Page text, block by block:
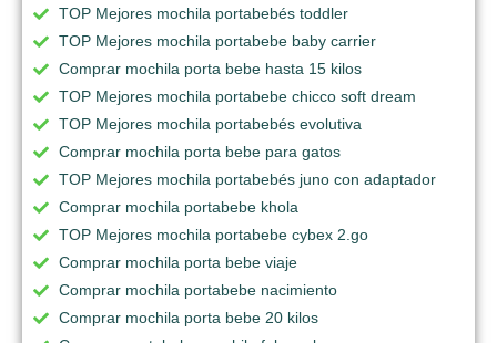
TOP Mejores mochila portabebés toddler
TOP Mejores mochila portabebe baby carrier
Comprar mochila porta bebe hasta 15 kilos
TOP Mejores mochila portabebe chicco soft dream
TOP Mejores mochila portabebés evolutiva
Comprar mochila porta bebe para gatos
TOP Mejores mochila portabebés juno con adaptador
Comprar mochila portabebe khola
TOP Mejores mochila portabebe cybex 2.go
Comprar mochila porta bebe viaje
Comprar mochila portabebe nacimiento
Comprar mochila porta bebe 20 kilos